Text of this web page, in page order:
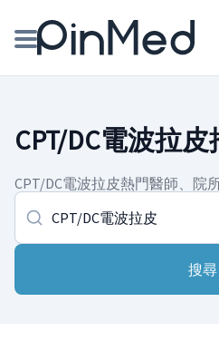
醫師專欄專訪
健康主題館
我是醫
CPT/DC電波拉
CPT/DC電波拉皮熱門醫師、院
搜尋